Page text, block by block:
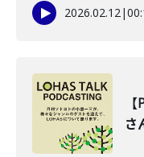
2026.02.12|
さ